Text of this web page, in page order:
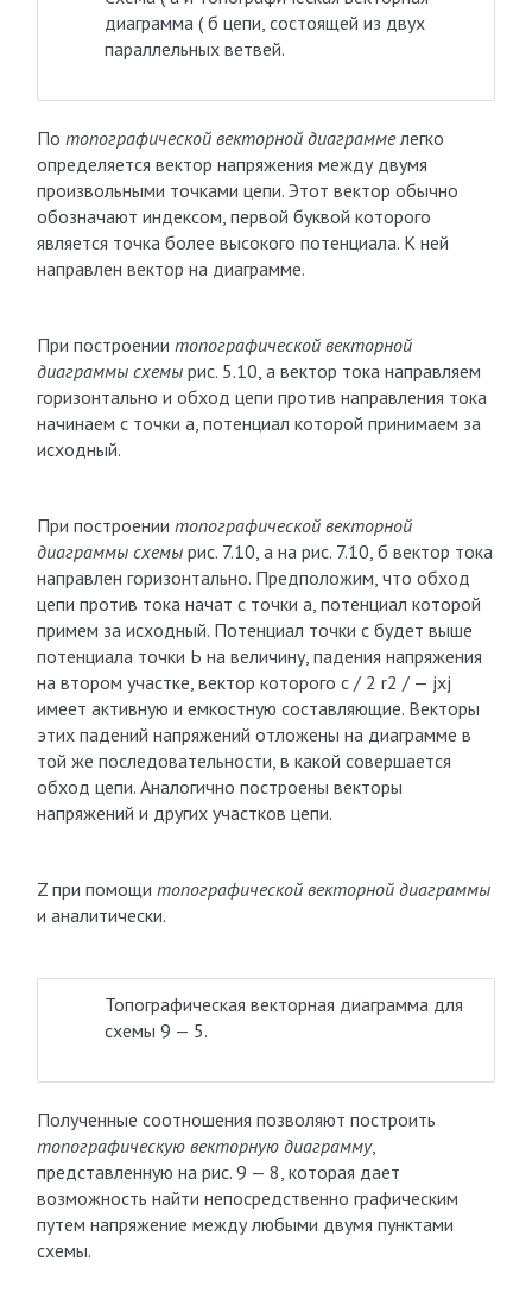
диаграмма ( б цепи, состоящей из двух
параллельных ветвей.
По топографической векторной диаграммелегко
определяется вектор напряжения между двумя
произвольными точками цепи. Этот вектор обычно
обозначают индексом, первой буквой которого
является точка более высокого потенциала. К ней
направлен вектор на диаграмме.
При построении топографической векторной
диаграммы схемырис. 5.10, а вектор тока направляем
горизонтально и обход цепи против направления тока
начинаем с точки а, потенциал которой принимаем за
исходный.
При построении топографической векторной
диаграммы схемырис. 7.10, а на рис. 7.10, б вектор тока
направлен горизонтально. Предположим, что обход
цепи против тока начат с точки а, потенциал которой
примем за исходный. Потенциал точки с будет выше
потенциала точки Ь на величину, падения напряжения
на втором участке, вектор которого с / 2 r2 / — jxj
имеет активную и емкостную составляющие. Векторы
этих падений напряжений отложены на диаграмме в
той же последовательности, в какой совершается
обход цепи. Аналогично построены векторы
напряжений и других участков цепи.
Z при помощи топографической векторной диаграммы
и аналитически.
Топографическая векторная диаграмма для
схемы 9 — 5.
Полученные соотношения позволяют построить
топографическую векторную диаграмму,
представленную на рис. 9 — 8, которая дает
возможность найти непосредственно графическим
путем напряжение между любыми двумя пунктами
схемы.